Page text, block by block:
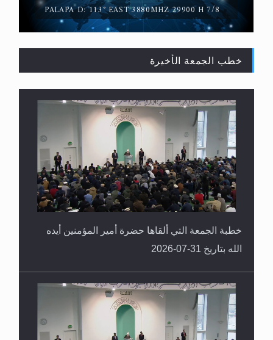
سورة التكوير تُنبئ بزمن بعثة المسيح الموعود عليه
السلام
PALAPA D: 113° EAST 3880MHZ 29900 H 7/8
خطب الجمعة الأخيرة
خطبة الجمعة التي ألقاها حضرة أمير المؤمنين أيده
الله بتاريخ 31-07-2026